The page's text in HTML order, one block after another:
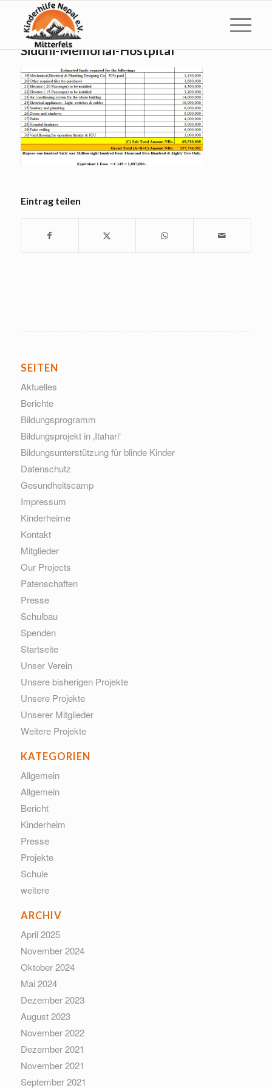
Siddhi-Memorial-Hostpital
Eintrag teilen
SEITEN
Aktuelles
Berichte
Bildungsprogramm
Bildungsprojekt in ‚Itahari‘
Bildungsunterstützung für blinde Kinder
Datenschutz
Gesundheitscamp
Impressum
Kinderheime
Kontakt
Mitglieder
Our Projects
Patenschaften
Presse
Schulbau
Spenden
Startseite
Unser Verein
Unsere bisherigen Projekte
Unsere Projekte
Unserer Mitglieder
Weitere Projekte
KATEGORIEN
Allgemein
Allgemein
Bericht
Kinderheim
Presse
Projekte
Schule
weitere
ARCHIV
April 2025
November 2024
Oktober 2024
Mai 2024
Dezember 2023
August 2023
November 2022
Dezember 2021
November 2021
September 2021